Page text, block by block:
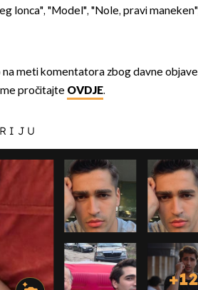
lonca", "Model", "Nole, pravi
meti komentatora zbog davne objave
pročitajte OVDJE.
+12
OMOGUĆI OBAVIJESTI